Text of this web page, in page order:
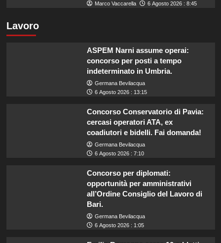
Marco Vaccarella 6 Agosto 2026 : 8:45
Lavoro
ASPEM Narni assume operai:
concorso per posti a tempo
indeterminato in Umbria.
Germana Bevilacqua
6 Agosto 2026 : 13:15
Concorso Conservatorio di Pavia:
cercasi operatori ATA, ex
coadiutori e bidelli. Fai domanda!
Germana Bevilacqua
6 Agosto 2026 : 7:10
Concorso per diplomati:
opportunità per amministrativi
all’Ordine Consiglio del Lavoro di
Bari.
Germana Bevilacqua
6 Agosto 2026 : 1:05